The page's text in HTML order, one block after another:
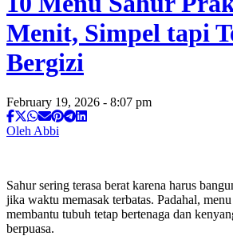
Menit, Simpel tapi
Bergizi
February 19, 2026 - 8:07 pm
Oleh Abbi
Sahur sering terasa berat karena harus
jika waktu memasak terbatas. Padahal,
membantu tubuh tetap bertenaga dan
berpuasa.